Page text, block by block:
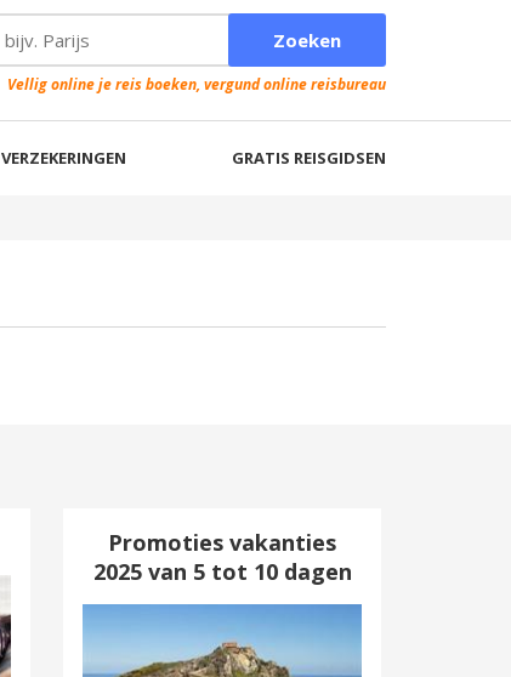
Vellig online je reis boeken, vergund online reisbureau
VERZEKERINGEN GRATIS REISGIDSEN
Promoties vakanties
2025 van 5 tot 10 dagen